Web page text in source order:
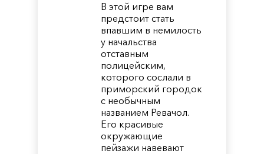
В этой игре вам
предстоит стать
впавшим в немилость
у начальства
отставным
полицейским,
которого сослали в
приморский городок
с необычным
названием Ревачол.
Его красивые
окружающие
пейзажи навевают